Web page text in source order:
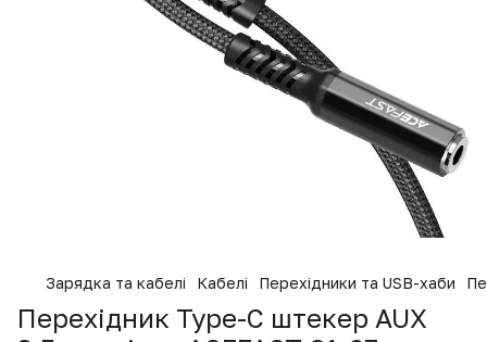
Зарядка та кабелі Кабелі Перехідники та USB-хаби
Перехідник Type-C штекер AUX